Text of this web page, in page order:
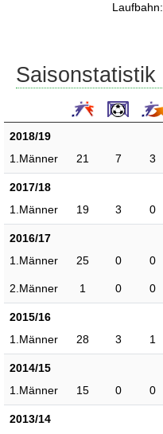
Laufbahn:
Saisonstatistik
2018/19
1.Männer
21 7 3
2017/18
1.Männer
19 3 0
2016/17
1.Männer
25 0 0
2.Männer 1 0 0
2015/16
1.Männer
28 3 1
2014/15
1.Männer
15 0 0
2013/14